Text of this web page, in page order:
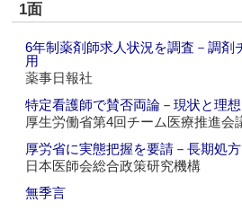
1面
6年制薬剤師求人状況を調査－調剤
用
薬事日報社
特定看護師で賛否両論－現状と理
厚生労働省第4回チーム医療推進会
厚労省に実態把握を要請－長期処
日本医師会総合政策研究機構
無季言